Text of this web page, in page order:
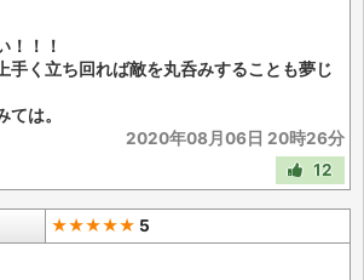
！！！
手く立ち回れば敵を丸呑みすることも夢じ
は。
2020年08月06日 20時26分
12
★★★★★ 5